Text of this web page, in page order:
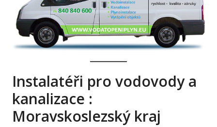
Instalatéři pro vodovody a
kanalizace :
Moravskoslezský kraj